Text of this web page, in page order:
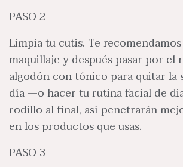
PASO 2
Limpia tu cutis. Te
maquillaje y después pasar por el
algodón con tónico para quitar la
día —o hacer tu rutina facial de
rodillo al final, así penetrarán
en los productos que usas.
PASO 3